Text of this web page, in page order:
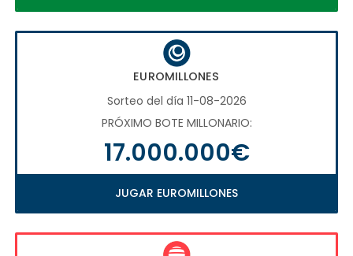
EUROMILLONES
Sorteo del día 11-08-2026
PRÓXIMO BOTE MILLONARIO:
17.000.000€
JUGAR EUROMILLONES